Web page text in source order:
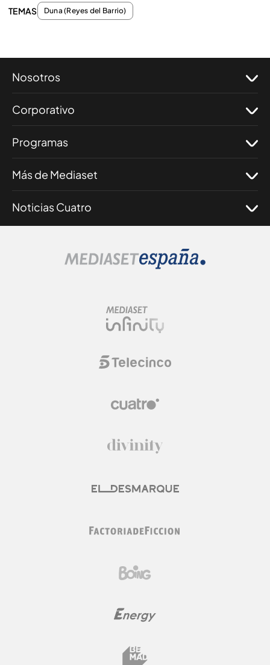
TEMAS Duna (Reyes del Barrio)
Nosotros
Corporativo
Programas
Más de Mediaset
Noticias Cuatro